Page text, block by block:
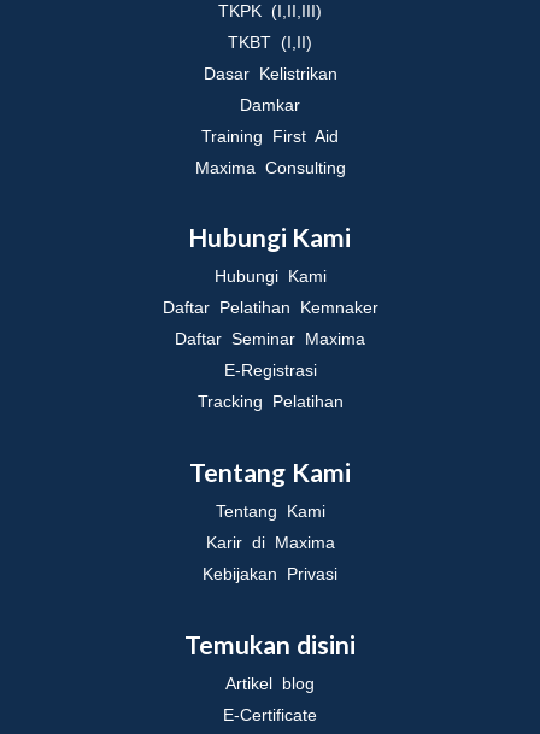
TKPK (I,II,III)
TKBT (I,II)
Dasar Kelistrikan
Damkar
Training First Aid
Maxima Consulting
Hubungi Kami
Hubungi Kami
Daftar Pelatihan Kemnaker
Daftar Seminar Maxima
E-Registrasi
Tracking Pelatihan
Tentang Kami
Tentang Kami
Karir di Maxima
Kebijakan Privasi
Temukan disini
Artikel blog
E-Certificate